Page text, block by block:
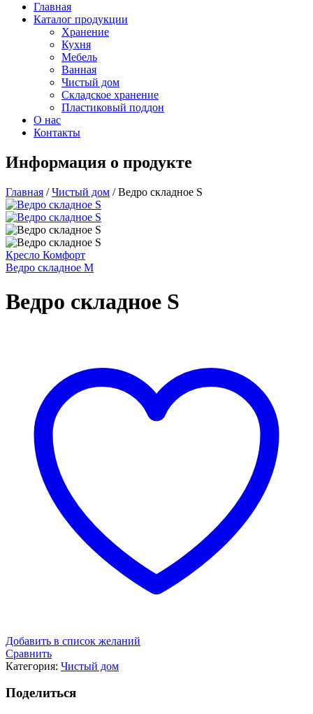
Главная
Каталог продукции
Хранение
Кухня
Мебель
Ванная
Чистый дом
Складское хранение
Пластиковый поддон
О нас
Контакты
Информация о продукте
Главная / Чистый дом /Ведро складное S
Кресло Комфорт
Ведро складное M
Ведро складное S
Добавить в список желаний
Сравнить
Категория: Чистый дом
Поделиться